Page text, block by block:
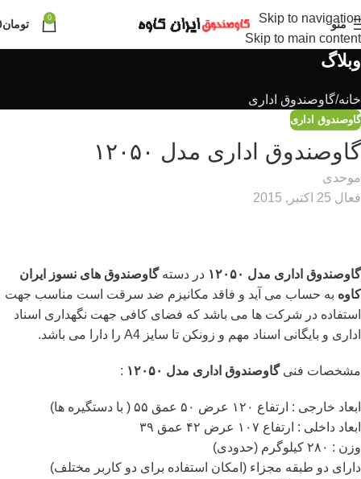
Skip to navigation
Skip to main content
منو 0 تومان
وبلاگ
خانه گاوصندوق اداری
گاوصندوق اداری
گاوصندوق اداری مدل ۱۲۰۵۰
موحدی
فعال 25 اکتبر, 2015
گاوصندوق اداری مدل ۱۲۰۵۰ در دستهگاوصندوق های نسوز ایران
کاوه به حساب می آید و فاقد مکانیزم ضد سرقت است مناسب جهت
استفاده در شرکت ها می باشد که فضای کافی جهت نگهداری اسناد
اداری و بایگانی اسناد مهم و زونکن تا سایز A4 را دارا می باشد.
مشخصات فنیگاوصندوق اداری مدل ۱۲۰۵۰ :
ابعاد خارجی : ارتفاع ۱۲۰ عرض ۵۰ عمق ۵۵ ( با دستگیره ها)
ابعاد داخلی : ارتفاع ۱۰۷ عرض ۴۲ عمق ۳۹
وزن : ۲۸۰ کیلوگرم (حدودی)
دارای دو طبقه مجزاء (امکان استفاده برای دو کاربر مختلف)